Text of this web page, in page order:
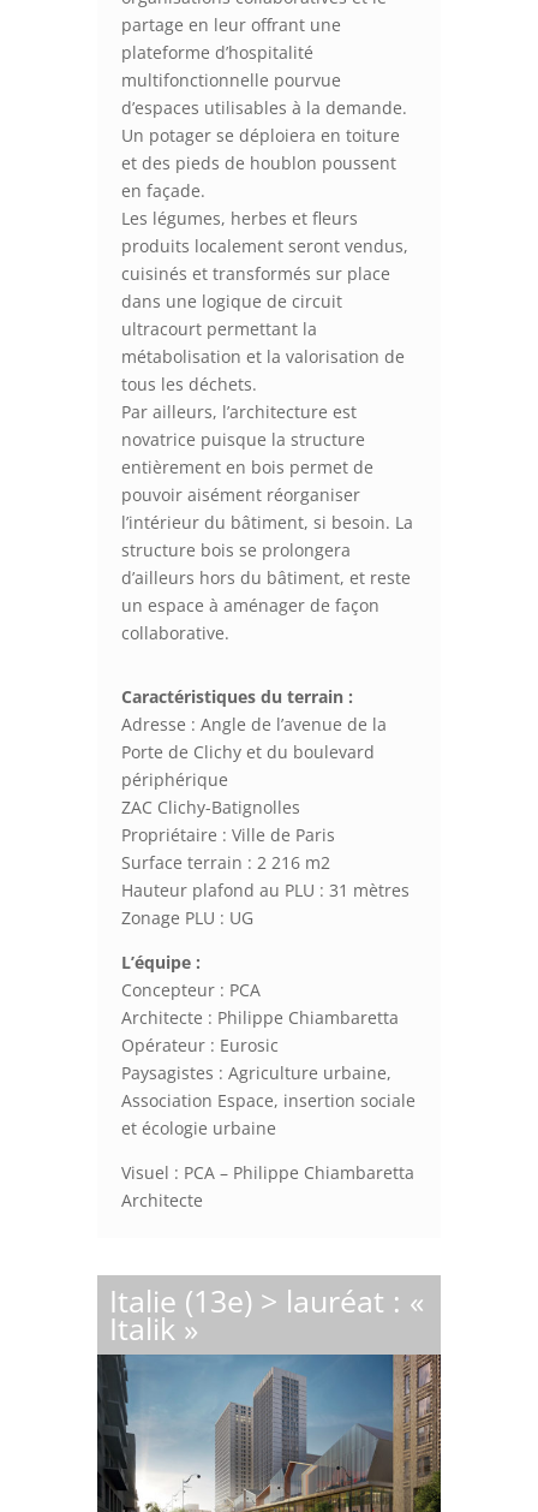
partage en leur offrant une
plateforme d’hospitalité
multifonctionnelle pourvue
d’espaces utilisables à la demande.
Un potager se déploiera en toiture
et des pieds de houblon poussent
en façade.
Les légumes, herbes et fleurs
produits localement seront vendus,
cuisinés et transformés sur place
dans une logique de circuit
ultracourt permettant la
métabolisation et la valorisation de
tous les déchets.
Par ailleurs, l’architecture est
novatrice puisque la structure
entièrement en bois permet de
pouvoir aisément réorganiser
l’intérieur du bâtiment, si besoin. La
structure bois se prolongera
d’ailleurs hors du bâtiment, et reste
un espace à aménager de façon
collaborative.
Caractéristiques du terrain :
Adresse : Angle de l’avenue de la
Porte de Clichy et du boulevard
périphérique
ZAC Clichy-Batignolles
Propriétaire : Ville de Paris
Surface terrain : 2 216 m2
Hauteur plafond au PLU : 31 mètres
Zonage PLU : UG
L’équipe :
Concepteur : PCA
Architecte : Philippe Chiambaretta
Opérateur : Eurosic
Paysagistes : Agriculture urbaine,
Association Espace, insertion sociale
et écologie urbaine
Visuel : PCA – Philippe Chiambaretta
Architecte
Italie (13e) > lauréat : «
Italik »